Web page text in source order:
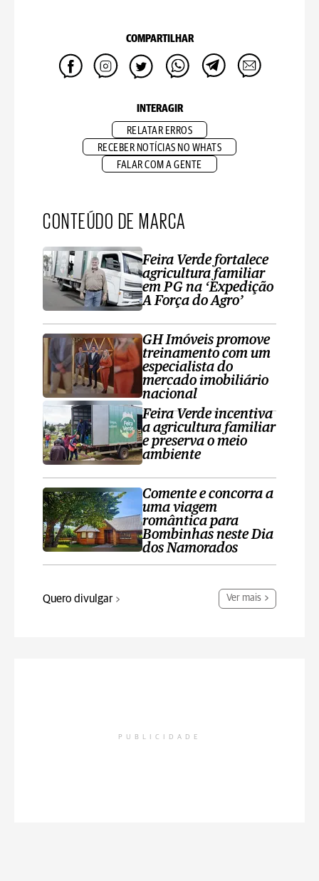
COMPARTILHAR
INTERAGIR
RELATAR ERROS
RECEBER NOTÍCIAS NO WHATS
FALAR COM A GENTE
CONTEÚDO DE MARCA
Feira Verde fortalece
agricultura familiar
em PG na ‘Expedição
A Força do Agro’
GH Imóveis promove
treinamento com um
especialista do
mercado imobiliário
nacional
Feira Verde incentiva
a agricultura familiar
e preserva o meio
ambiente
Comente e concorra a
uma viagem
romântica para
Bombinhas neste Dia
dos Namorados
Quero divulgar Ver mais
PUBLICIDADE